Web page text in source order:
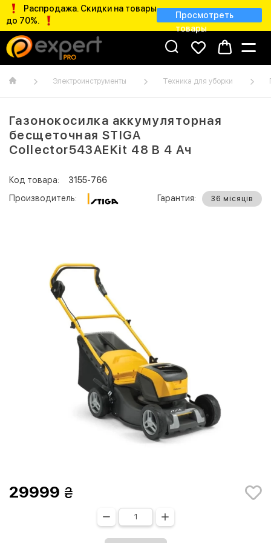
Распродажа. Скидки на товары
до 70%.
Просмотреть
товары
Электроинструменты Техника для уборки
Газонокосилка аккумуляторная
бесщеточная STIGA
Collector543AEKit 48 В 4 Ач
Код товара:
3155-766
Производитель:
Гарантия: 36 місяців
29999